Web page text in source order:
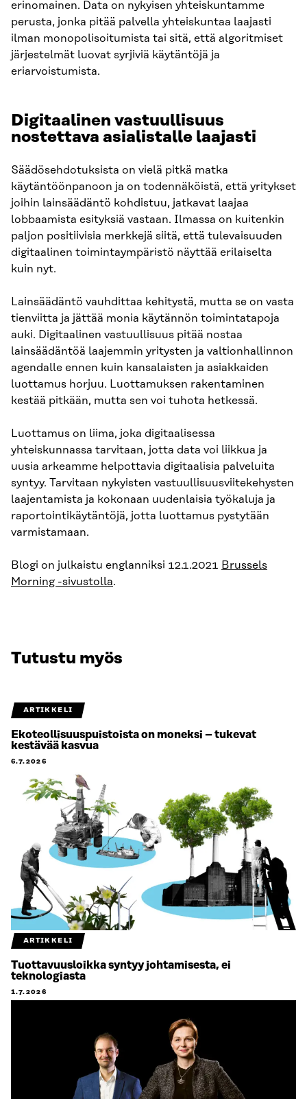
erinomainen. Data on nykyisen yhteiskuntamme
perusta, jonka pitää palvella yhteiskuntaa laajasti
ilman monopolisoitumista tai sitä, että algoritmiset
järjestelmät luovat syrjiviä käytäntöjä ja
eriarvoistumista.
Digitaalinen vastuullisuus
nostettava asialistalle laajasti
Säädösehdotuksista on vielä pitkä matka
käytäntöönpanoon ja on todennäköistä, että yritykset
joihin lainsäädäntö kohdistuu, jatkavat laajaa
lobbaamista esityksiä vastaan. Ilmassa on kuitenkin
paljon positiivisia merkkejä siitä, että tulevaisuuden
digitaalinen toimintaympäristö näyttää erilaiselta
kuin nyt.
Lainsäädäntö vauhdittaa kehitystä, mutta se on vasta
tienviitta ja jättää monia käytännön toimintatapoja
auki. Digitaalinen vastuullisuus pitää nostaa
lainsäädäntöä laajemmin yritysten ja valtionhallinnon
agendalle ennen kuin kansalaisten ja asiakkaiden
luottamus horjuu. Luottamuksen rakentaminen
kestää pitkään, mutta sen voi tuhota hetkessä.
Luottamus on liima, joka digitaalisessa
yhteiskunnassa tarvitaan, jotta data voi liikkua ja
uusia arkeamme helpottavia digitaalisia palveluita
syntyy. Tarvitaan nykyisten vastuullisuusviitekehysten
laajentamista ja kokonaan uudenlaisia työkaluja ja
raportointikäytäntöjä, jotta luottamus pystytään
varmistamaan.
Blogi on julkaistu englanniksi 12.1.2021 Brussels
Morning -sivustolla.
Tutustu myös
ARTIKKELI
Ekoteollisuuspuistoista on moneksi – tukevat
kestävää kasvua
6.7.2026
ARTIKKELI
Tuottavuusloikka syntyy johtamisesta, ei
teknologiasta
1.7.2026